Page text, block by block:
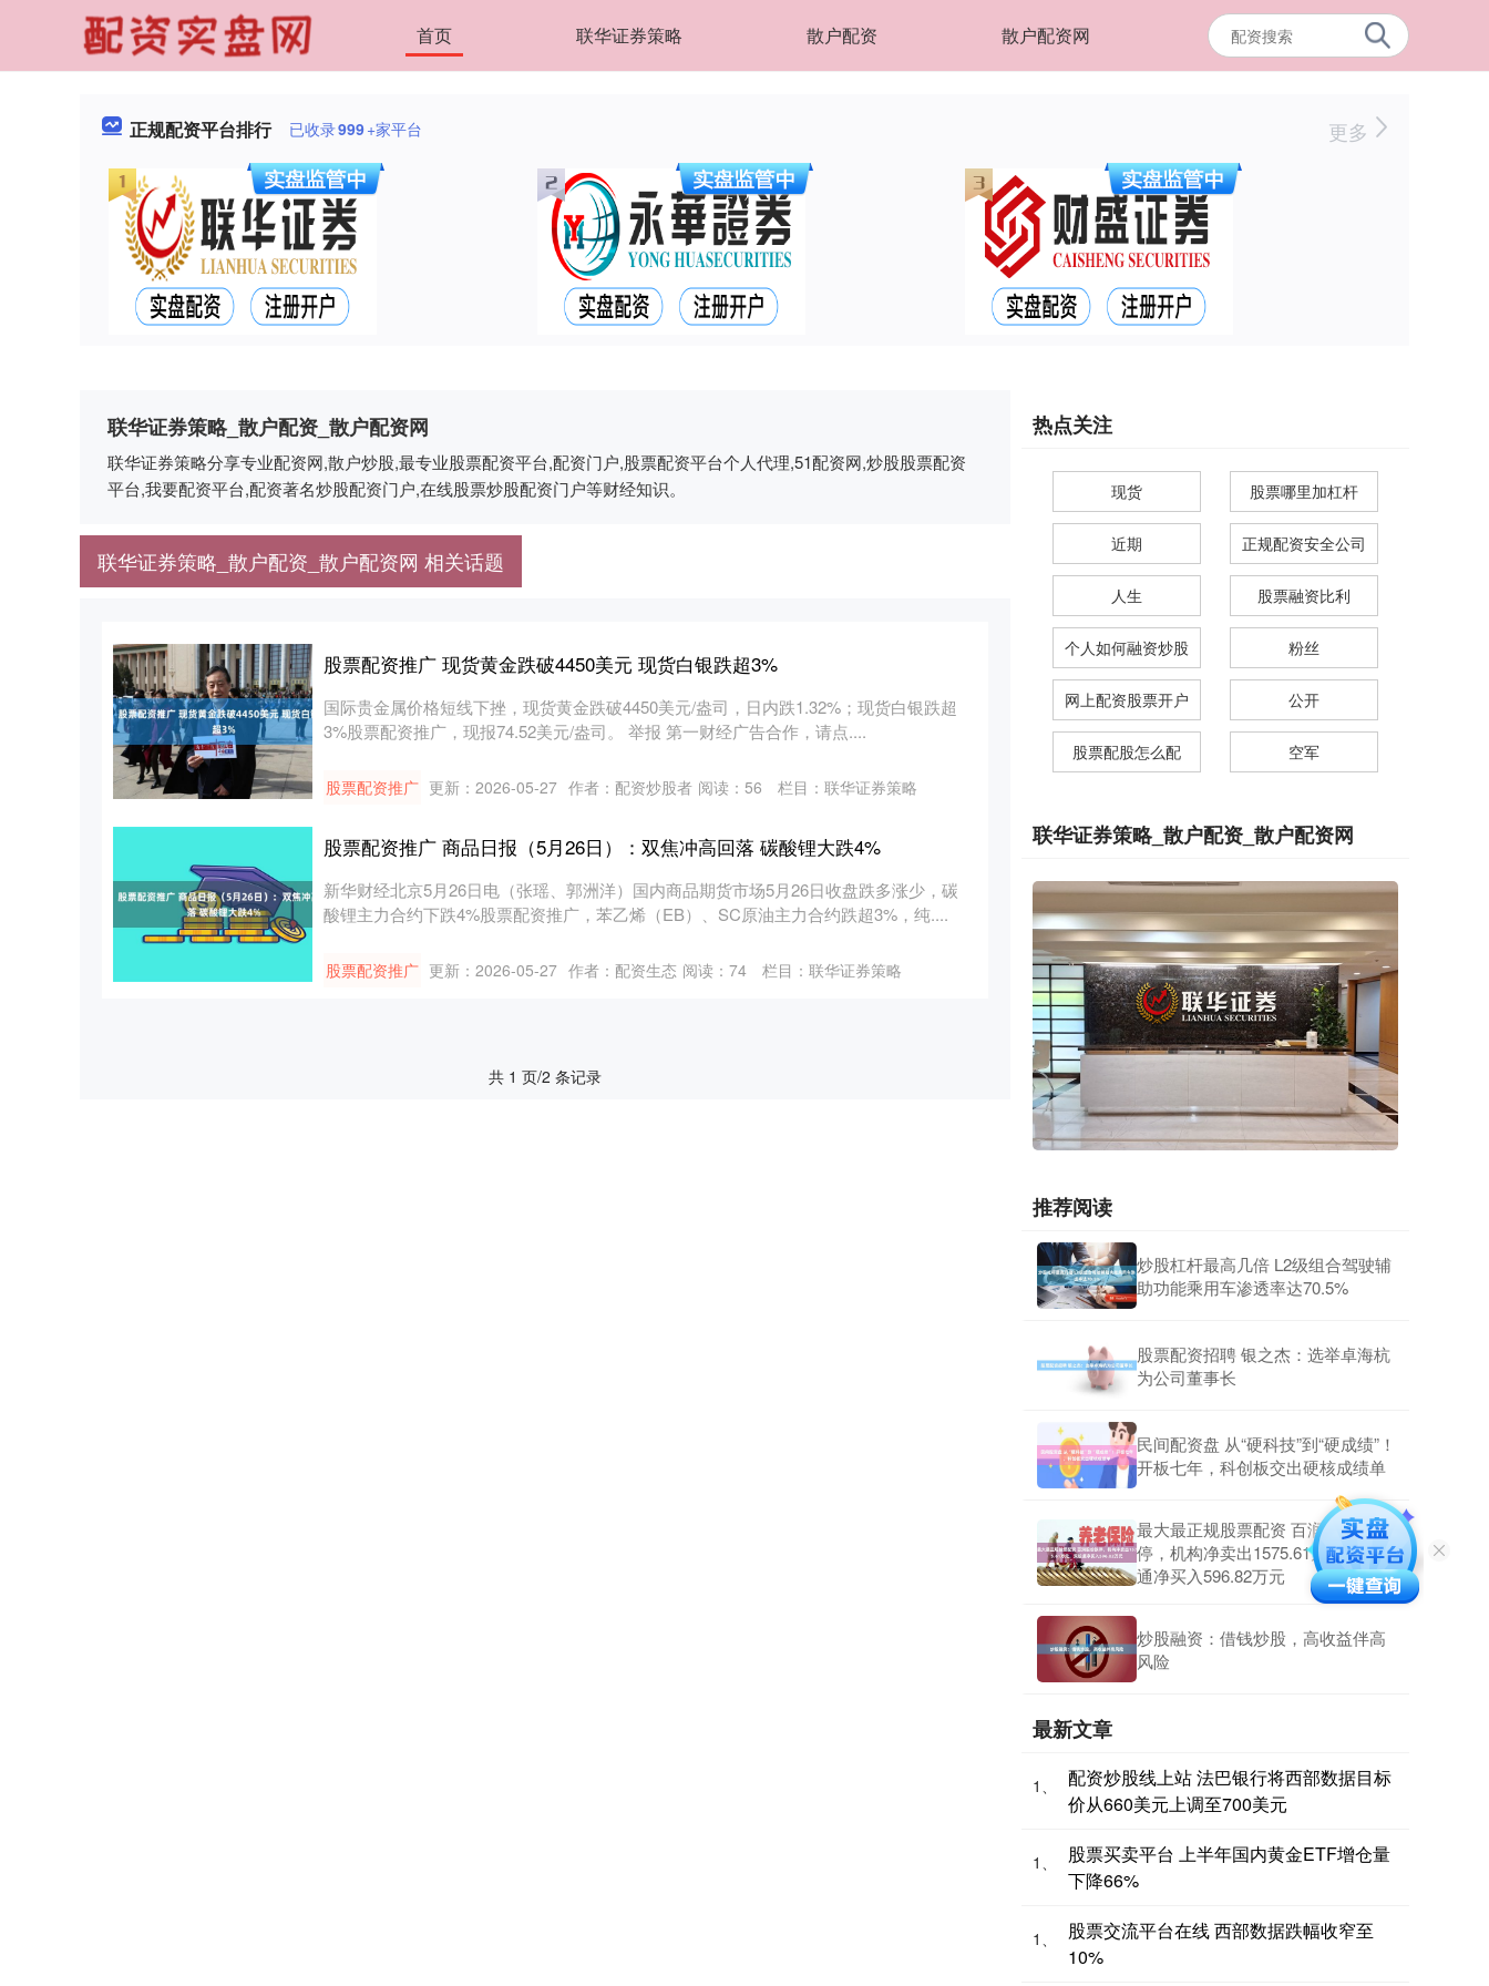
首页 联华证券策略 散户配资 散户配资网
正规配资平台排行 已收录999+家平台 更多
联华证券策略_散户配资_散户配资网
联华证券策略分享专业配资网,散户炒股,最专业股票配资平台,配资门户,股票配资平台个人代理,51配资网,炒股股票配资
平台,我要配资平台,配资著名炒股配资门户,在线股票炒股配资门户等财经知识。
联华证券策略_散户配资_散户配资网 相关话题
股票配资推广 现货黄金跌破4450美元 现货白银跌超3%
国际贵金属价格短线下挫，现货黄金跌破4450美元/盎司，日内跌1.32%；现货白银跌超
3%股票配资推广，现报74.52美元/盎司。 举报 第一财经广告合作，请点....
股票配资推广 更新：2026-05-27 作者：配资炒股者 阅读： 56 栏目： 联华证券策略
股票配资推广 商品日报（5月26日）：双焦冲高回落 碳酸锂大跌4%
新华财经北京5月26日电（张瑶、郭洲洋）国内商品期货市场5月26日收盘跌多涨少，碳
酸锂主力合约下跌4%股票配资推广，苯乙烯（EB）、SC原油主力合约跌超3%，纯....
股票配资推广 更新：2026-05-27 作者：配资生态 阅读： 74 栏目： 联华证券策略
共 1 页/2 条记录
热点关注
现货 股票哪里加杠杆
近期 正规配资安全公司
人生 股票融资比利
个人如何融资炒股 粉丝
网上配资股票开户 公开
股票配股怎么配 空军
联华证券策略_散户配资_散户配资网
推荐阅读
炒股杠杆最高几倍 L2级组合驾驶辅
助功能乘用车渗透率达70.5%
股票配资招聘 银之杰：选举卓海杭
为公司董事长
民间配资盘 从“硬科技”到“硬成绩”！
开板七年，科创板交出硬核成绩单
最大最正规股票配资 百润股份跌
停，机构净卖出1575.61万元，深股
通净买入596.82万元
炒股融资：借钱炒股，高收益伴高
风险
最新文章
1、
配资炒股线上站 法巴银行将西部数据目标
价从660美元上调至700美元
1、
股票买卖平台 上半年国内黄金ETF增仓量
下降66%
1、
股票交流平台在线 西部数据跌幅收窄至
10%